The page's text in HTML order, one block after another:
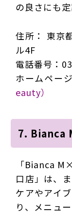
の良さにも
住所： 東京
ル4F
電話番号：
ホームページ
eauty）
7. Bianca
「Bianca
口店」は、
ケアやアイ
り、メニュ